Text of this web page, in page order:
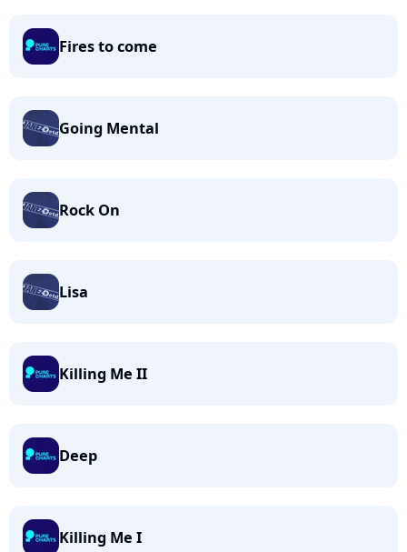
Fires to come
Going Mental
Rock On
Lisa
Killing Me II
Deep
Killing Me I